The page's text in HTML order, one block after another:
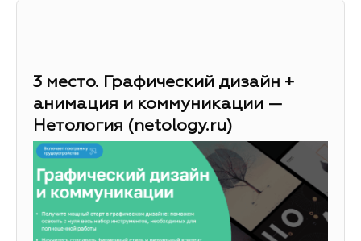
3 место. Графический дизайн +
анимация и коммуникации —
Нетология (netology.ru)